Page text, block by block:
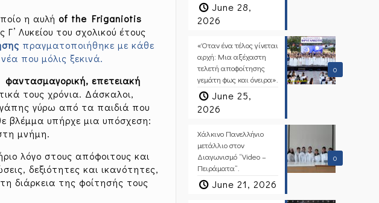
η αυλήof the Friganiotis
Λυκείου του σχολικού έτους
πραγματοποιήθηκε με κάθε
που μόλις ξεκινά.
φαντασμαγορική, επετειακή
τους χρόνια. Δάσκαλοι,
γύρω από τα παιδιά που
βλέμμα υπήρχε μια υπόσχεση:
μνήμη.
λόγο στους απόφοιτους και
δεξιότητες και ικανότητες,
διάρκεια της φοίτησής τους
June 28,
2026
0
«Όταν ένα τέλος γίνεται
αρχή: Μια αξέχαστη
τελετή αποφοίτησης
γεμάτη φως και όνειρα».
June 25,
2026
0
Χάλκινο Πανελλήνιο
μετάλλιο στον
Διαγωνισμό “Video –
Πειράματα”.
June 21, 2026